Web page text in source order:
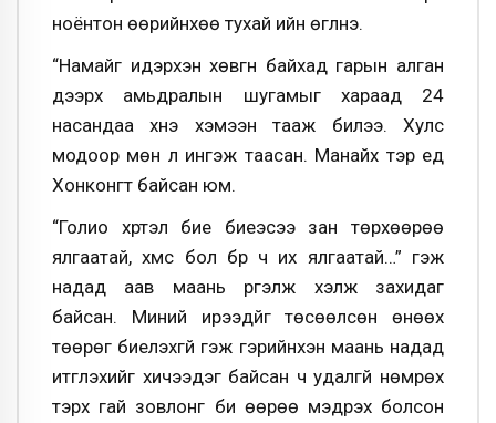
ноёнтон өөрийнхөө тухай ийн өгүүлнэ.
“Намайг идэрхэн хөвгүүн байхад гарын алган
дээрх амьдралын шугамыг хараад 24
насандаа үхнэ хэмээн тааж билээ. Хулс
модоор мөн л ингэж таасан. Манайх тэр үед
Хонконгт байсан юм.
“Голио хүртэл бие биеэсээ зан төрхөөрөө
ялгаатай, хүмүүс бол бүр ч их ялгаатай…” гэж
надад аав маань үргэлж хэлж захидаг
байсан. Миний ирээдүйг төсөөлсөн өнөөх
төөрөг биелэхгүй гэж гэрийнхэн маань надад
итгүүлэхийг хичээдэг байсан ч удалгүй нөмрөх
тэрхүү гай зовлонг би өөрөө мэдрэх болсон